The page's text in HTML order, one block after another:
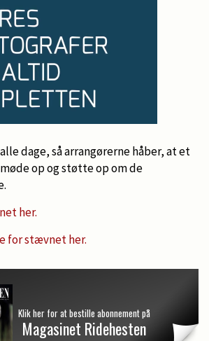
dage, så arrangørerne håber, at et
op og støtte op om de
her.
for stævnet her.
Klik her for at bestille abonnement på
Magasinet Ridehesten